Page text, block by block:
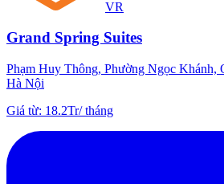
VR
Grand Spring Suites
Phạm Huy Thông, Phường Ngọc Khánh,
Hà Nội
Giá từ: 18.2Tr/tháng